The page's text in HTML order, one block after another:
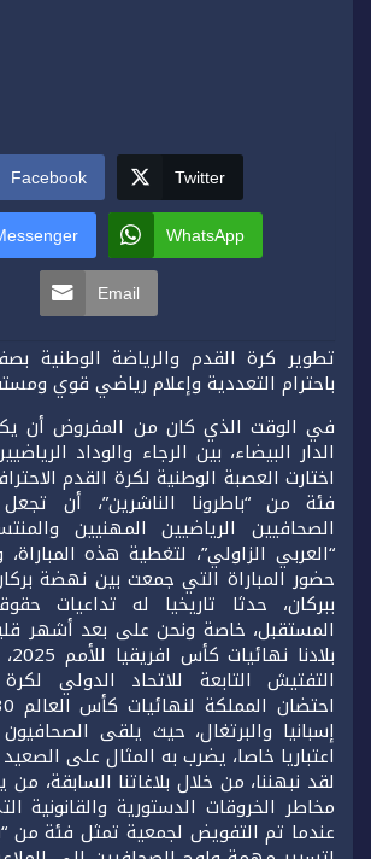
Facebook Twitter
WhatsApp
Email
تطوير كرة القدم والرياضة الوطنية
باحترام التعددية وإعلام رياضي قوي
في الوقت الذي كان من المفروض أن
الدار البيضاء، بين الرجاء والوداد
اختارت العصبة الوطنية لكرة القدم
فئة من “باطرونا الناشرين”، أن
الصحافيين الرياضيين المهنيين
“العربي الزاولي”، لتغطية هذه
حضور المباراة التي جمعت بين نهضة
ببركان، حدثا تاريخيا له تداعيات
المستقبل، خاصة ونحن على بعد أشهر
التفتيش التابعة للاتحاد الدولي
إسبانيا والبرتغال، حيث يلقى
اعتباريا خاصا، يضرب به المثال على
لقد نبهننا، من خلال بلاغاتنا السابقة،
مخاطر الخروقات الدستورية والقانونية
عندما تم التفويض لجمعية تمثل فئة من